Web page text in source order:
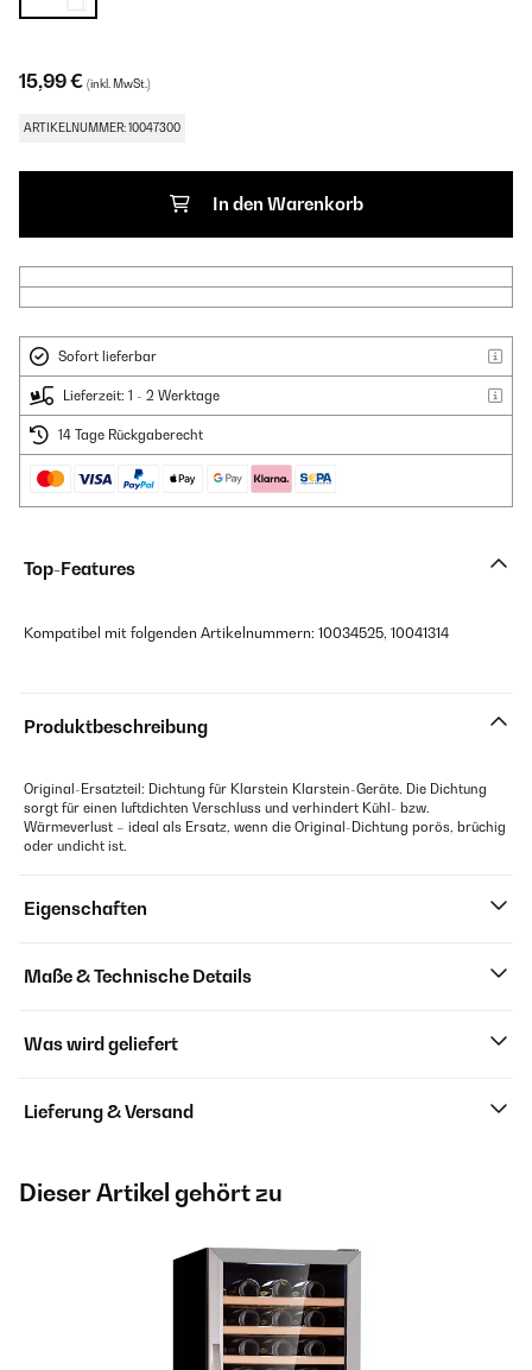
15,99 € (inkl. MwSt.)
ARTIKELNUMMER: 10047300
In den Warenkorb
Sofort lieferbar
Lieferzeit: 1 - 2 Werktage
14 Tage Rückgaberecht
Top-Features
Kompatibel mit folgenden Artikelnummern: 10034525, 10041314
Produktbeschreibung
Original-Ersatzteil: Dichtung für Klarstein Klarstein-Geräte. Die Dichtung
sorgt für einen luftdichten Verschluss und verhindert Kühl- bzw.
Wärmeverlust – ideal als Ersatz, wenn die Original-Dichtung porös, brüchig
oder undicht ist.
Eigenschaften
Maße & Technische Details
Was wird geliefert
Lieferung & Versand
Dieser Artikel gehört zu